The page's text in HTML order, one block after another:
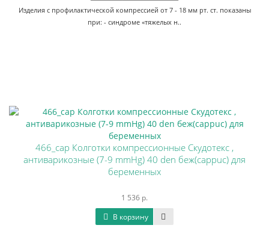
Изделия с профилактической компрессией от 7 - 18 мм рт. ст. показаны
при: - синдроме «тяжелых н..
466_cap Колготки компрессионные Скудотекс ,
антиварикозные (7-9 mmHg) 40 den беж(cappuc) для
беременных
1 536 р.
В корзину